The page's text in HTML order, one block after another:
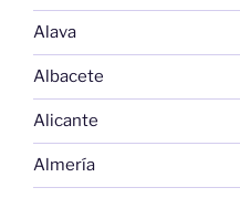
Alava
Albacete
Alicante
Almería